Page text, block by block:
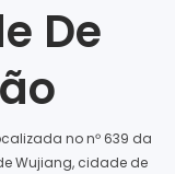
De
no nº 639 da
Wujiang, cidade de